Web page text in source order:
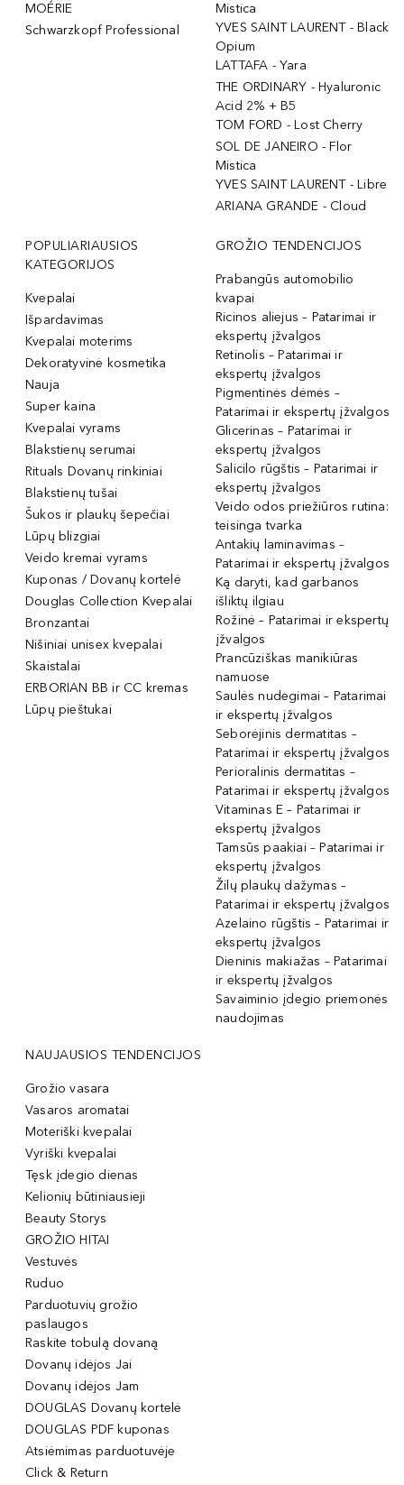
MOÉRIE
Schwarzkopf Professional
Mistica
YVES SAINT LAURENT - Black
Opium
LATTAFA - Yara
THE ORDINARY - Hyaluronic
Acid 2% + B5
TOM FORD - Lost Cherry
SOL DE JANEIRO - Flor
Mistica
YVES SAINT LAURENT - Libre
ARIANA GRANDE - Cloud
POPULIARIAUSIOS
KATEGORIJOS
Kvepalai
Išpardavimas
Kvepalai moterims
Dekoratyvinė kosmetika
Nauja
Super kaina
Kvepalai vyrams
Blakstienų serumai
Rituals Dovanų rinkiniai
Blakstienų tušai
Šukos ir plaukų šepečiai
Lūpų blizgiai
Veido kremai vyrams
Kuponas / Dovanų kortelė
Douglas Collection Kvepalai
Bronzantai
Nišiniai unisex kvepalai
Skaistalai
ERBORIAN BB ir CC kremas
Lūpų pieštukai
GROŽIO TENDENCIJOS
Prabangūs automobilio
kvapai
Ricinos aliejus – Patarimai ir
ekspertų įžvalgos
Retinolis – Patarimai ir
ekspertų įžvalgos
Pigmentinės dėmės –
Patarimai ir ekspertų įžvalgos
Glicerinas – Patarimai ir
ekspertų įžvalgos
Salicilo rūgštis – Patarimai ir
ekspertų įžvalgos
Veido odos priežiūros rutina:
teisinga tvarka
Antakių laminavimas –
Patarimai ir ekspertų įžvalgos
Ką daryti, kad garbanos
išliktų ilgiau
Rožinė – Patarimai ir ekspertų
įžvalgos
Prancūziškas manikiūras
namuose
Saulės nudegimai – Patarimai
ir ekspertų įžvalgos
Seborėjinis dermatitas –
Patarimai ir ekspertų įžvalgos
Perioralinis dermatitas –
Patarimai ir ekspertų įžvalgos
Vitaminas E – Patarimai ir
ekspertų įžvalgos
Tamsūs paakiai – Patarimai ir
ekspertų įžvalgos
Žilų plaukų dažymas –
Patarimai ir ekspertų įžvalgos
Azelaino rūgštis – Patarimai ir
ekspertų įžvalgos
Dieninis makiažas – Patarimai
ir ekspertų įžvalgos
Savaiminio įdegio priemonės
naudojimas
NAUJAUSIOS TENDENCIJOS
Grožio vasara
Vasaros aromatai
Moteriški kvepalai
Vyriški kvepalai
Tęsk įdegio dienas
Kelionių būtiniausieji
Beauty Storys
GROŽIO HITAI
Vestuvės
Ruduo
Parduotuvių grožio
paslaugos
Raskite tobulą dovaną
Dovanų idėjos Jai
Dovanų idėjos Jam
DOUGLAS Dovanų kortelė
DOUGLAS PDF kuponas
Atsiėmimas parduotuvėje
Click & Return